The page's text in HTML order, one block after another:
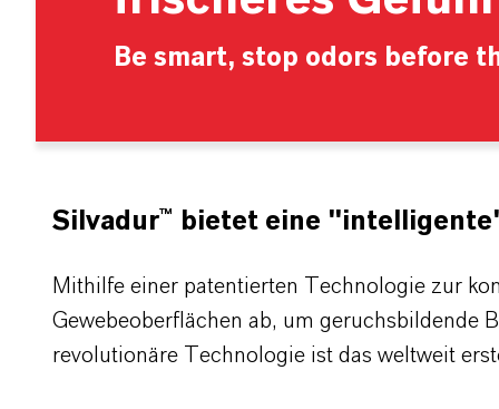
Be smart, stop odors before
Silvadur™ bietet eine
Mithilfe einer patentierten Technologie zur
Gewebeoberflächen ab, um geruchsbildende
revolutionäre Technologie ist das weltweit